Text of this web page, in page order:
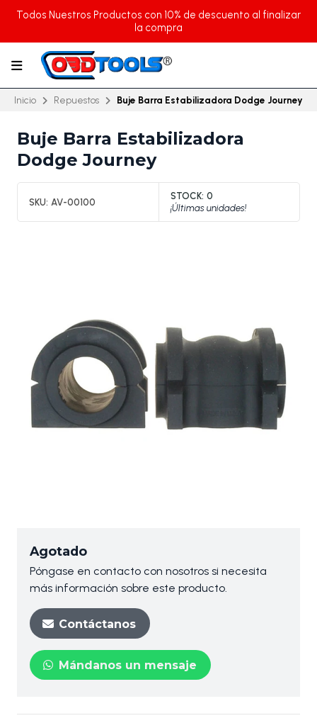
Todos Nuestros Productos con 10% de descuento al finalizar
la compra
Inicio Repuestos Buje Barra Estabilizadora Dodge Journey
Buje Barra Estabilizadora
Dodge Journey
SKU: AV-00100
STOCK: 0
¡Últimas unidades!
Agotado
Póngase en contacto con nosotros si necesita
más información sobre este producto.
Contáctanos
Mándanos un mensaje